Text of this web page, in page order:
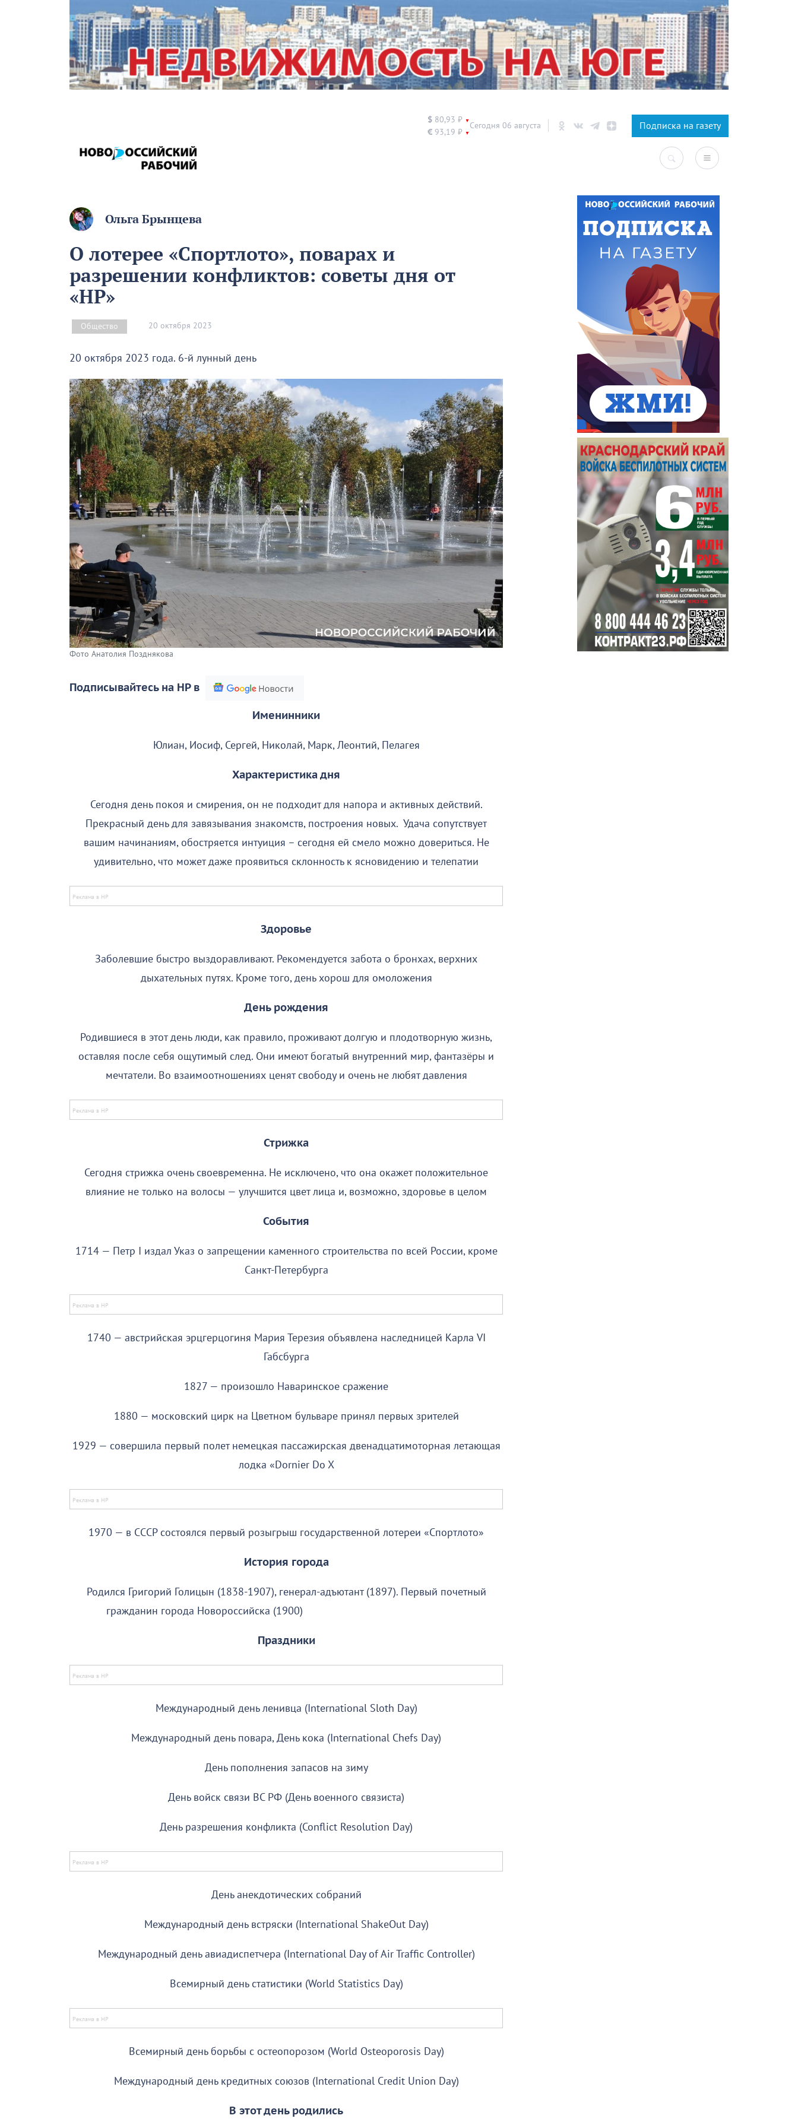
$ 80,93 ₽ ▼
€ 93,19 ₽ ▼
Сегодня 06 августа Подписка на газету
Ольга Брынцева
О лотерее «Спортлото», поварах и
разрешении конфликтов: советы дня от
«НР»
Общество 20 октября 2023
20 октября 2023 года. 6-й лунный день
Фото Анатолия Позднякова
Подписывайтесь на НР в
Именинники
Юлиан, Иосиф, Сергей, Николай, Марк, Леонтий, Пелагея
Характеристика дня
Сегодня день покоя и смирения, он не подходит для напора и активных действий.
Прекрасный день для завязывания знакомств, построения новых. Удача сопутствует
вашим начинаниям, обостряется интуиция – сегодня ей смело можно довериться. Не
удивительно, что может даже проявиться склонность к ясновидению и телепатии
Здоровье
Заболевшие быстро выздоравливают. Рекомендуется забота о бронхах, верхних
дыхательных путях. Кроме того, день хорош для омоложения
День рождения
Родившиеся в этот день люди, как правило, проживают долгую и плодотворную жизнь,
оставляя после себя ощутимый след. Они имеют богатый внутренний мир, фантазёры и
мечтатели. Во взаимоотношениях ценят свободу и очень не любят давления
Стрижка
Сегодня стрижка очень своевременна. Не исключено, что она окажет положительное
влияние не только на волосы — улучшится цвет лица и, возможно, здоровье в целом
События
1714 — Петр I издал Указ о запрещении каменного строительства по всей России, кроме
Санкт-Петербурга
1740 — австрийская эрцгерцогиня Мария Терезия объявлена наследницей Карла VI
Габсбурга
1827 — произошло Наваринское сражение
1880 — московский цирк на Цветном бульваре принял первых зрителей
1929 — совершила первый полет немецкая пассажирская двенадцатимоторная летающая
лодка «Dornier Do X
1970 — в СССР состоялся первый розыгрыш государственной лотереи «Спортлото»
История города
Родился Григорий Голицын (1838-1907), генерал-адъютант (1897). Первый почетный
гражданин города Новороссийска (1900)
Праздники
Международный день ленивца (International Sloth Day)
Международный день повара, День кока (International Chefs Day)
День пополнения запасов на зиму
День войск связи ВС РФ (День военного связиста)
День разрешения конфликта (Conflict Resolution Day)
День анекдотических собраний
Международный день встряски (International ShakeOut Day)
Международный день авиадиспетчера (International Day of Air Traffic Controller)
Всемирный день статистики (World Statistics Day)
Всемирный день борьбы с остеопорозом (World Osteoporosis Day)
Международный день кредитных союзов (International Credit Union Day)
В этот день родились